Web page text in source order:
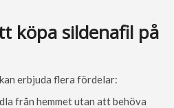
köpa sildenafil på
erbjuda flera fördelar:
från hemmet utan att behöva